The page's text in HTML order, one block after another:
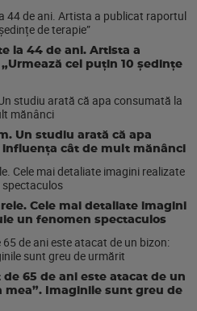
la 44 de ani. Artista a
cel puțin 10 ședințe
Un studiu arată că apa
cât de mult mănânci
Cele mai detaliate imagini
un fenomen spectaculos
65 de ani este atacat de un
mea”. Imaginile sunt greu de